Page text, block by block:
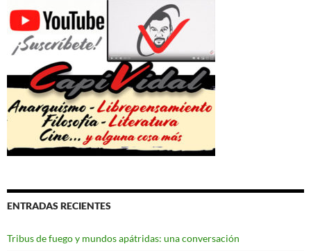
ENTRADAS RECIENTES
Tribus de fuego y mundos apátridas: una conversación